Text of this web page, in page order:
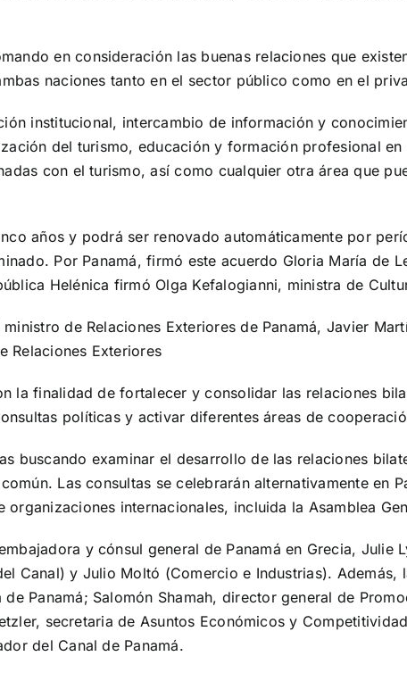
en consideración las buenas relaciones que
naciones tanto en el sector público como en el
institucional, intercambio de información y
del turismo, educación y formación profesional
con el turismo, así como cualquier otra área que
años y podrá ser renovado automáticamente por
Por Panamá, firmó este acuerdo Gloria María de
Helénica firmó Olga Kefalogianni, ministra de
de Relaciones Exteriores de Panamá, Javier
Relaciones Exteriores
la finalidad de fortalecer y consolidar las relaciones
políticas y activar diferentes áreas de
buscando examinar el desarrollo de las relaciones
Las consultas se celebrarán alternativamente en
internacionales, incluida la Asamblea
y cónsul general de Panamá en Grecia,
Canal) y Julio Moltó (Comercio e Industrias). Además,
Panamá; Salomón Shamah, director general de
secretaria de Asuntos Económicos y
del Canal de Panamá.